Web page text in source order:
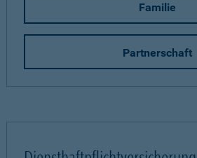
Familie
Partnerschaft